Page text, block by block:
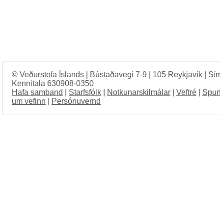
© Veðurstofa Íslands | Bústaðavegi 7-9 | 105 Reykjavík |
Kennitala 630908-0350
Hafa samband
Starfsfólk Notkunarskilmálar Veftré
um vefinn
Persónuvernd